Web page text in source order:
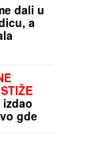
dali u
a
izdao
gde
ide